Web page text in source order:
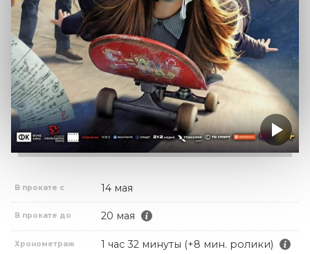
В прокате с 14 мая
В прокате до 20 мая
Хронометраж 1 час 32 минуты (+8 мин. ролики)